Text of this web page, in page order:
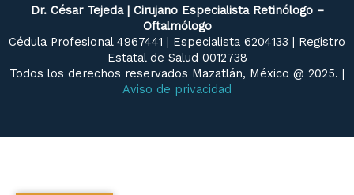
Dr. César Tejeda | Cirujano Especialista Retinólogo –
Oftalmólogo
Cédula Profesional 4967441 | Especialista 6204133 | Registro
Estatal de Salud 0012738
Todos los derechos reservados Mazatlán, México @ 2025. |
Aviso de privacidad